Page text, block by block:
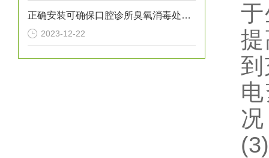
正确安装可确保口腔诊所臭氧消毒处理设备提供高效的消毒效果
2023-12-22